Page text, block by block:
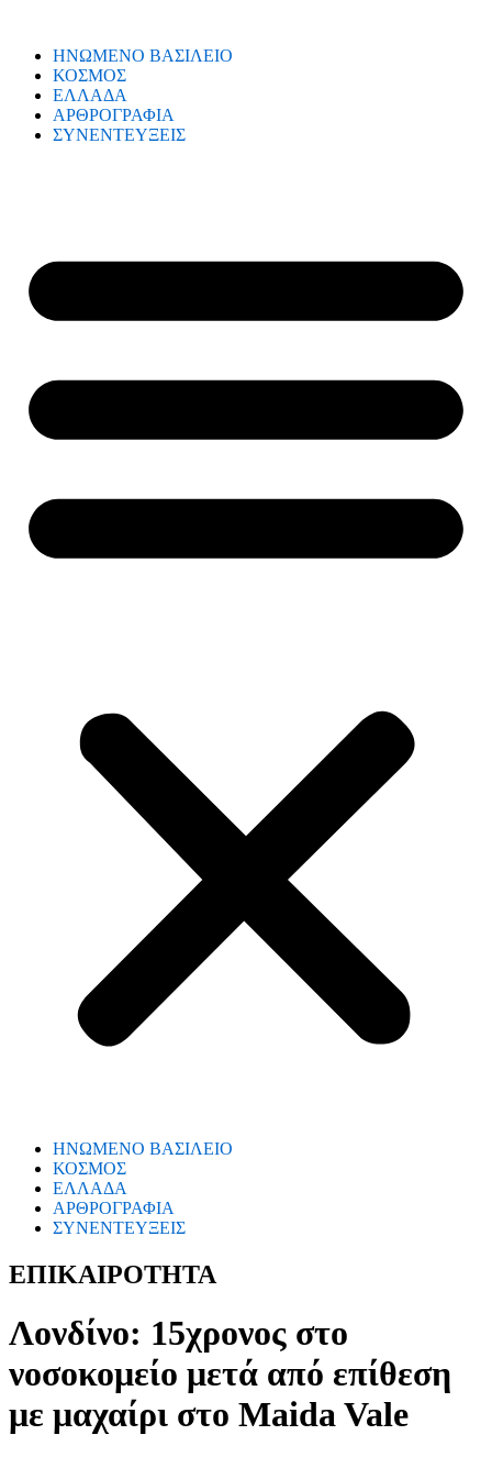
ΗΝΩΜΕΝΟ ΒΑΣΙΛΕΙΟ
ΚΟΣΜΟΣ
ΕΛΛΑΔΑ
ΑΡΘΡΟΓΡΑΦΙΑ
ΣΥΝΕΝΤΕΥΞΕΙΣ
ΗΝΩΜΕΝΟ ΒΑΣΙΛΕΙΟ
ΚΟΣΜΟΣ
ΕΛΛΑΔΑ
ΑΡΘΡΟΓΡΑΦΙΑ
ΣΥΝΕΝΤΕΥΞΕΙΣ
ΕΠΙΚΑΙΡΟΤΗΤΑ
Λονδίνο: 15χρονος στο
νοσοκομείο μετά από επίθεση
με μαχαίρι στο Maida Vale